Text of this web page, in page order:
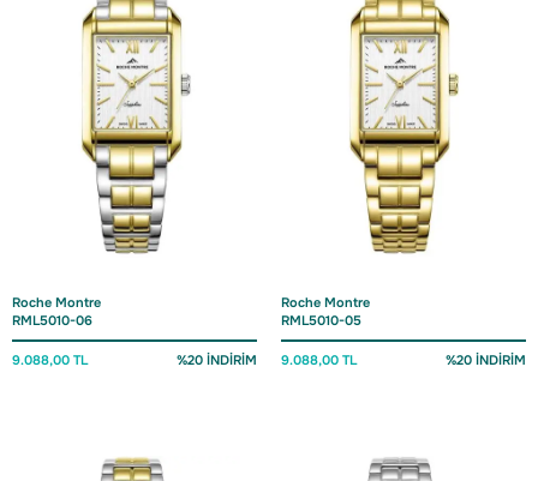
Roche Montre
RML5010-06
9.088,00 TL %20 İNDİRİM
Roche Montre
RML5010-05
9.088,00 TL %20 İNDİRİM